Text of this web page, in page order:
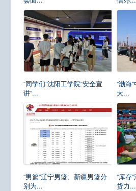
“同学们”沈阳工学院“安全宣
讲”...
“渤海
大...
“男篮”辽宁男篮、新疆男篮分
别为...
“库存
货力...